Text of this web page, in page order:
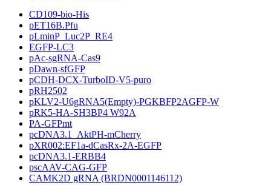
CD109-bio-His
pET16B.Pfu
pLminP_Luc2P_RE4
EGFP-LC3
pAc-sgRNA-Cas9
pDawn-sfGFP
pCDH-DCX-TurboID-V5-puro
pRH2502
pKLV2-U6gRNA5(Empty)-PGKBFP2AGFP-W
pRK5-HA-SH3BP4 W92A
PA-GFPmt
pcDNA3.1_AktPH-mCherry
pXR002:EF1a-dCasRx-2A-EGFP
pcDNA3.1-ERBB4
pscAAV-CAG-GFP
CAMK2D gRNA (BRDN0001146112)